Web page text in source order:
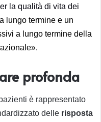
la qualità di vita dei
lungo termine e un
a lungo termine della
profonda
è rappresentato
delle risposta